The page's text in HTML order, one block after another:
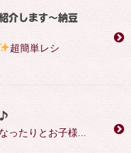
介します～納豆
超簡単レシ
♪
ったりとお子様...